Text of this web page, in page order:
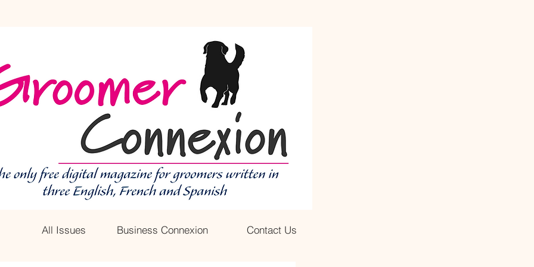
All Issues Business Connexion Contact Us